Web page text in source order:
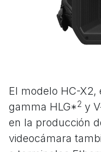
El modelo HC-X2,
gamma HLG*2 y
en la producción
videocámara